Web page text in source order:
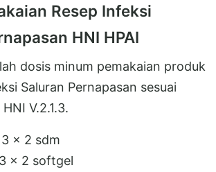
Resep Infeksi
HNI HPAI
dosis minum pemakaian produk
Saluran Pernapasan sesuai
V.2.1.3.
x 2 sdm
x 2 softgel